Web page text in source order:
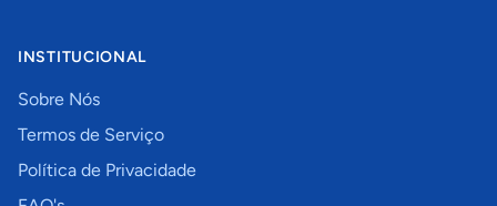
INSTITUCIONAL
Sobre Nós
Termos de Serviço
Política de Privacidade